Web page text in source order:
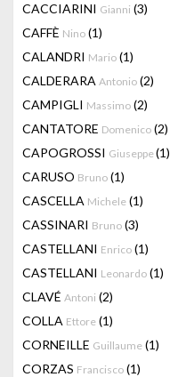
CACCIARINI Gianni (3)
CAFFÈ Nino (1)
CALANDRI Mario (1)
CALDERARA Antonio (2)
CAMPIGLI Massimo (2)
CANTATORE Domenico (2)
CAPOGROSSI Giuseppe(1)
CARUSO Bruno (1)
CASCELLA Michele (1)
CASSINARI Bruno (3)
CASTELLANI Enrico (1)
CASTELLANI Leonardo (1)
CLAVÉ Antoni (2)
COLLA Ettore (1)
CORNEILLE Guillaume (1)
CORZAS Francisco (1)